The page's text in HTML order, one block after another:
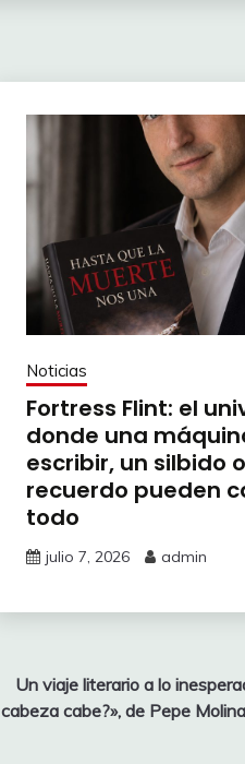
Noticias
Fortress Flint: el
donde una
escribir, un silbido
recuerdo pueden
todo
julio 7, 2026 admin
Un viaje literario a lo
cabeza cabe?», de Pepe